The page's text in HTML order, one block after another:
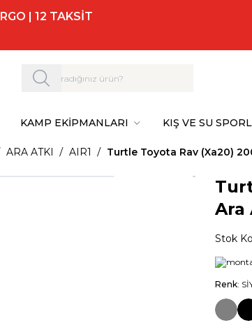
| 12 TAKSİT
KAMP EKİPMANLARI KIŞ VE SU
ARA ATKI AIR1 Turtle Toyota Rav (Xa20)
Ara
Stok
Renk: